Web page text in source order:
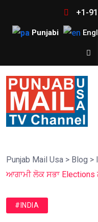
+1-
Punjabi
Punjab Mail Usa > Blog >
ਆਗਾਮੀ ਲੋਕ ਸਭਾ Elections
#INDIA